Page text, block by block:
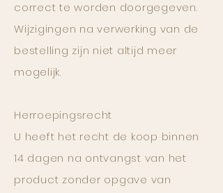
correct te worden doorgegeven.
Wijzigingen na verwerking van de
bestelling zijn niet altijd meer
mogelijk.
Herroepingsrecht
U heeft het recht de koop binnen
14 dagen na ontvangst van het
product zonder opgave van